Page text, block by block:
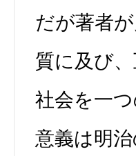
だが著者
質に及び
社会を一
意義は明